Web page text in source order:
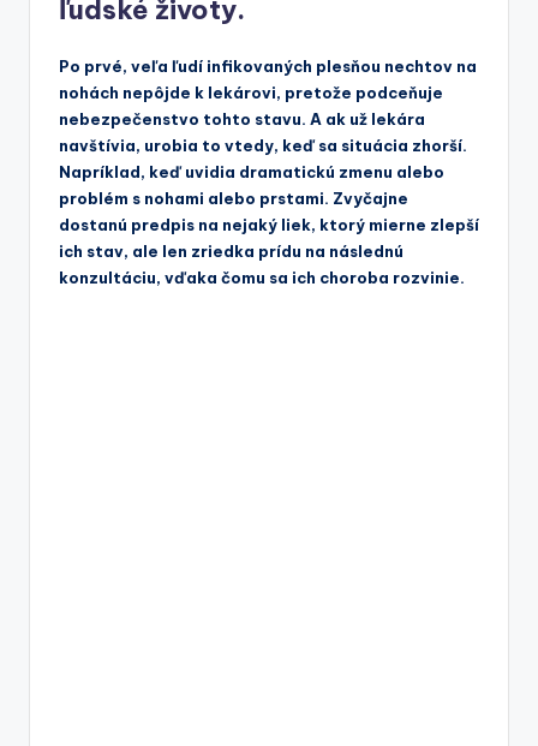
ľudské životy.
Po prvé, veľa ľudí infikovaných plesňou nechtov na
nohách nepôjde k lekárovi, pretože podceňuje
nebezpečenstvo tohto stavu. A ak už lekára
navštívia, urobia to vtedy, keď sa situácia zhorší.
Napríklad, keď uvidia dramatickú zmenu alebo
problém s nohami alebo prstami. Zvyčajne
dostanú predpis na nejaký liek, ktorý mierne zlepší
ich stav, ale len zriedka prídu na následnú
konzultáciu, vďaka čomu sa ich choroba rozvinie.